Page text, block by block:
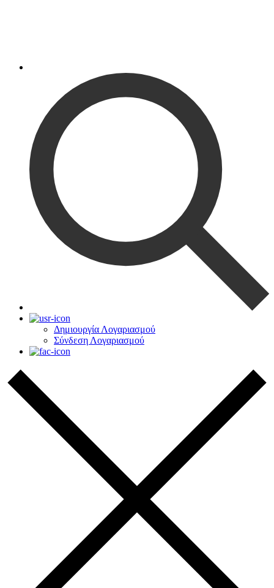
Δημιουργία Λογαριασμού
Σύνδεση Λογαριασμού